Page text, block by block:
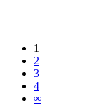
1
2
3
4
∞